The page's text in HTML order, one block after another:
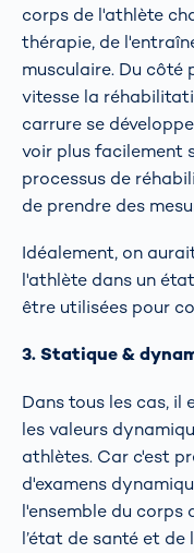
corps de l'athlète
thérapie, de
musculaire. Du côté
vitesse la
carrure se
voir plus facilement
processus de
de prendre des
Idéalement, on
l'athlète dans un
être utilisées pour
3. Statique &
Dans tous les cas,
les valeurs
athlètes. Car c'est
d'examens
l'ensemble du
l’état de santé et